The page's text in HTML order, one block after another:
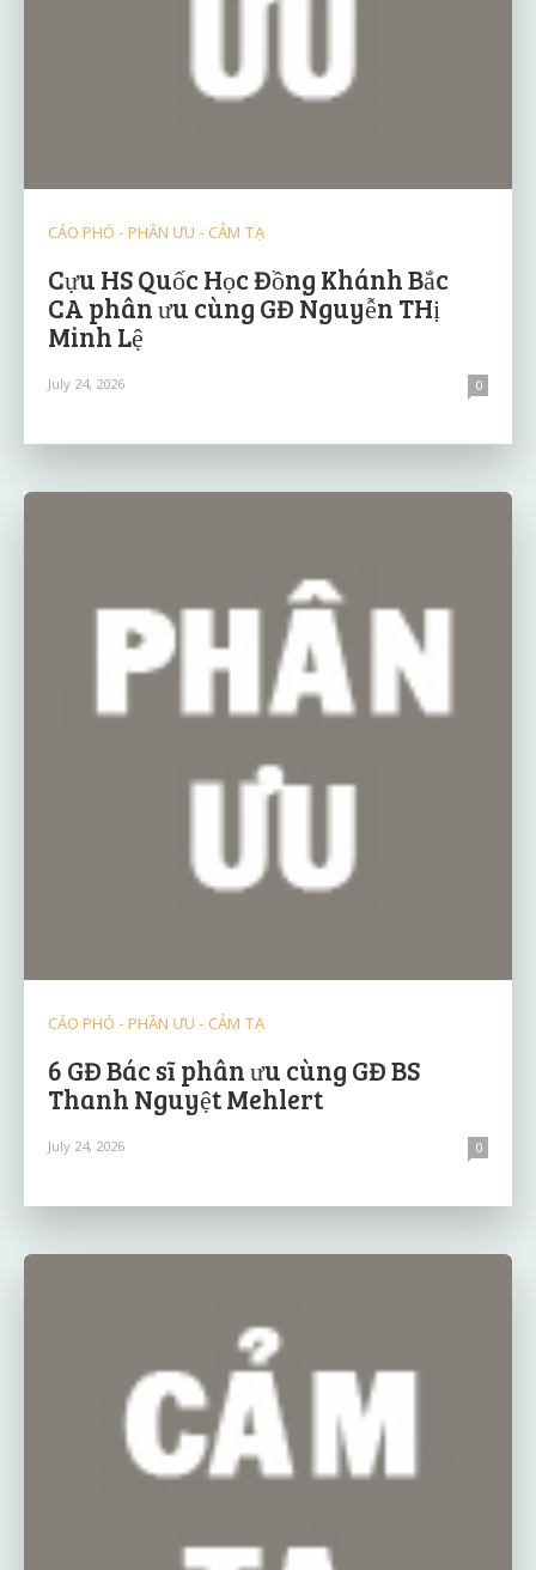
CÁO PHÓ - PHÂN ƯU - CẢM TẠ
Cựu HS Quốc Học Đồng Khánh Bắc
CA phân ưu cùng GĐ Nguyễn THị
Minh Lệ
July 24, 2026 0
CÁO PHÓ - PHÂN ƯU - CẢM TẠ
6 GĐ Bác sĩ phân ưu cùng GĐ BS
Thanh Nguyệt Mehlert
July 24, 2026 0